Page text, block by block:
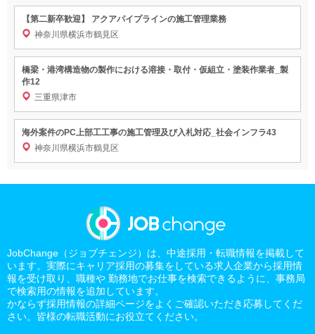
【第二新卒歓迎】 アクアパイプラインの施工管理業務
神奈川県横浜市鶴見区
橋梁・港湾構造物の製作における溶接・取付・仮組立・塗装作業者_製
作12
三重県津市
海外案件のPC上部工工事の施工管理及び入札対応_社会インフラ43
神奈川県横浜市鶴見区
JobChange（ジョブチェンジ）は、中途採用・転職情報を掲載して
います。実際にキャリア採用の募集をしている求人企業から採用情
報を受け取り、職種や 勤務地でお仕事を検索できるように、事務局
で検索用の情報を追加しています。
かならず採用情報の詳細ページをよくご確認いただき応募してくだ
さい。皆様の転職活動にお役立てください。